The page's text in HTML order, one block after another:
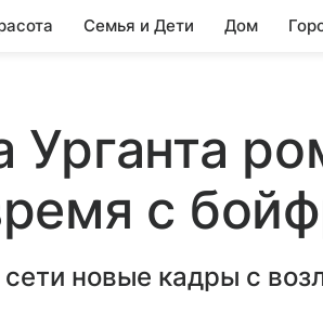
Семья и Дети Дом
Урганта
с
сети новые кадры с